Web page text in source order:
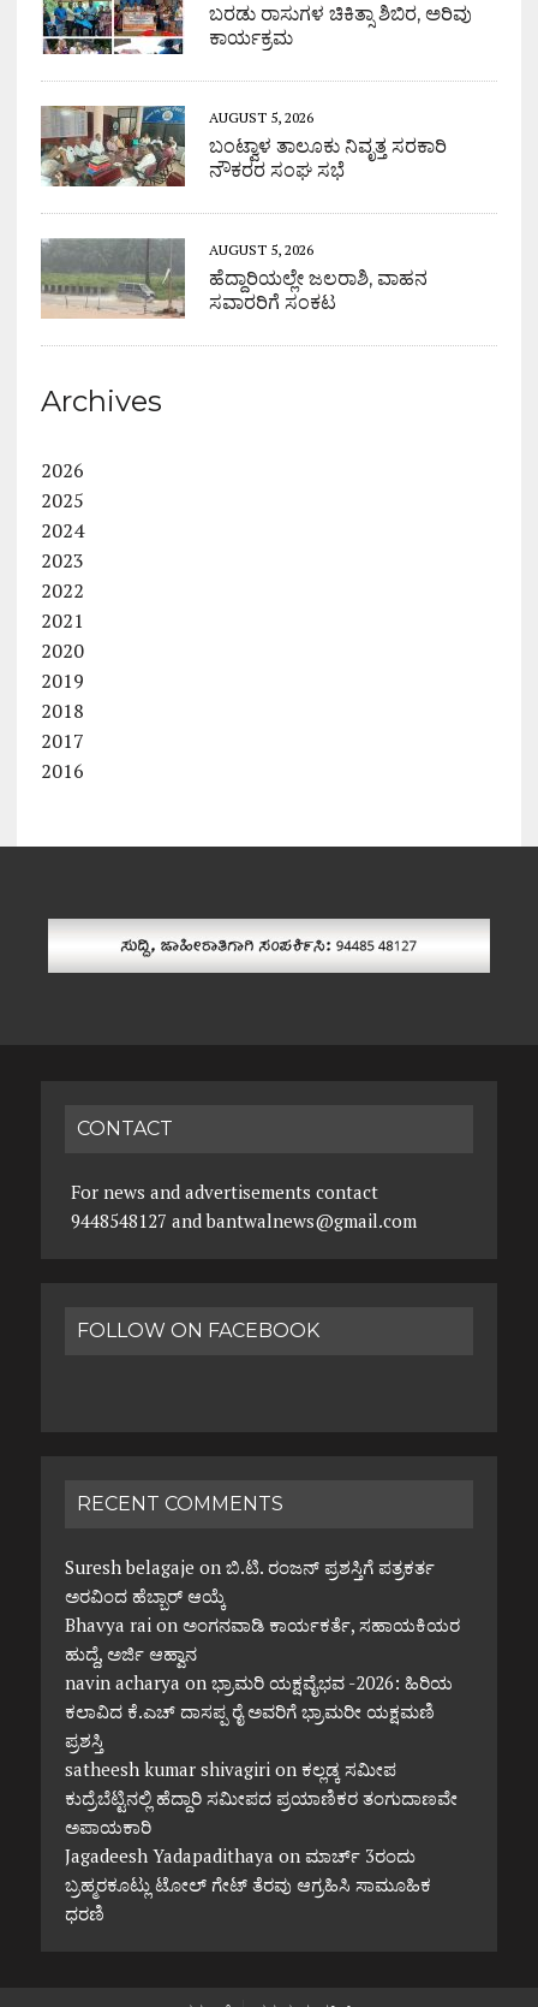
ಬರಡು ರಾಸುಗಳ ಚಿಕಿತ್ಸಾ ಶಿಬಿರ, ಅರಿವು
ಕಾರ್ಯಕ್ರಮ
AUGUST 5, 2026
ಬಂಟ್ವಾಳ ತಾಲೂಕು ನಿವೃತ್ತ ಸರಕಾರಿ
ನೌಕರರ ಸಂಘ ಸಭೆ
AUGUST 5, 2026
ಹೆದ್ದಾರಿಯಲ್ಲೇ ಜಲರಾಶಿ, ವಾಹನ
ಸವಾರರಿಗೆ ಸಂಕಟ
Archives
2026
2025
2024
2023
2022
2021
2020
2019
2018
2017
2016
CONTACT
For news and advertisements contact
9448548127 and bantwalnews@gmail.com
FOLLOW ON FACEBOOK
RECENT COMMENTS
Suresh belagaje on ಬಿ.ಟಿ. ರಂಜನ್ ಪ್ರಶಸ್ತಿಗೆ ಪತ್ರಕರ್ತ
ಅರವಿಂದ ಹೆಬ್ಬಾರ್ ಆಯ್ಕೆ
Bhavya raion ಅಂಗನವಾಡಿ ಕಾರ್ಯಕರ್ತೆ, ಸಹಾಯಕಿಯರ
ಹುದ್ದೆ, ಅರ್ಜಿ ಆಹ್ವಾನ
navin acharya on ಭ್ರಾಮರಿ ಯಕ್ಷವೈಭವ -2026: ಹಿರಿಯ
ಕಲಾವಿದ ಕೆ.ಎಚ್ ದಾಸಪ್ಪ ರೈ ಅವರಿಗೆ ಭ್ರಾಮರೀ ಯಕ್ಷಮಣಿ
ಪ್ರಶಸ್ತಿ
satheesh kumar shivagirion ಕಲ್ಲಡ್ಕ ಸಮೀಪ
ಕುದ್ರೆಬೆಟ್ಟಿನಲ್ಲಿ ಹೆದ್ದಾರಿ ಸಮೀಪದ ಪ್ರಯಾಣಿಕರ ತಂಗುದಾಣವೇ
ಅಪಾಯಕಾರಿ
Jagadeesh Yadapadithaya on ಮಾರ್ಚ್ 3ರಂದು
ಬ್ರಹ್ಮರಕೂಟ್ಲು ಟೋಲ್ ಗೇಟ್ ತೆರವು ಆಗ್ರಹಿಸಿ ಸಾಮೂಹಿಕ
ಧರಣಿ